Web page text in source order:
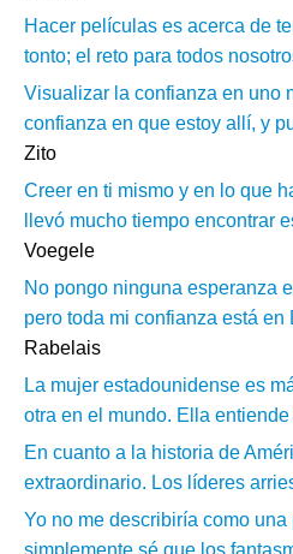
Hacer películas es acerca de
tonto; el reto para todos
Visualizar la confianza en uno
confianza en que estoy allí, y
Zito
Creer en ti mismo y en lo que
llevó mucho tiempo encontrar
Voegele
No pongo ninguna esperanza
pero toda mi confianza está en
Rabelais
La mujer estadounidense es
otra en el mundo. Ella
En cuanto a la historia de
extraordinario. Los líderes
Yo no me describiría como
simplemente sé que los